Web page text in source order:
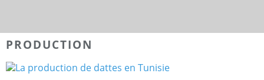
PRODUCTION